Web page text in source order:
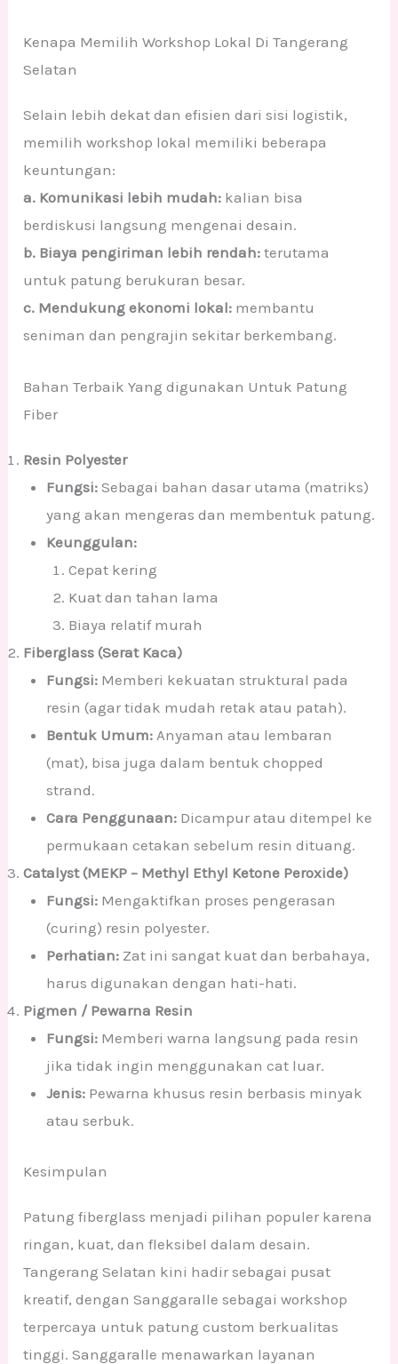
Kenapa Memilih Workshop Lokal Di Tangerang
Selatan
Selain lebih dekat dan efisien dari sisi logistik,
memilih workshop lokal memiliki beberapa
keuntungan:
a. Komunikasi lebih mudah: kalian bisa
berdiskusi langsung mengenai desain.
b. Biaya pengiriman lebih rendah: terutama
untuk patung berukuran besar.
c. Mendukung ekonomi lokal: membantu
seniman dan pengrajin sekitar berkembang.
Bahan Terbaik Yang digunakan Untuk Patung
Fiber
Resin Polyester
Fungsi:Sebagai bahan dasar utama (matriks)
yang akan mengeras dan membentuk patung.
Keunggulan:
Cepat kering
Kuat dan tahan lama
Biaya relatif murah
Fiberglass (Serat Kaca)
Fungsi:Memberi kekuatan struktural pada
resin (agar tidak mudah retak atau patah).
Bentuk Umum:Anyaman atau lembaran
(mat), bisa juga dalam bentuk chopped
strand.
Cara Penggunaan:Dicampur atau ditempel ke
permukaan cetakan sebelum resin dituang.
Catalyst (MEKP – Methyl Ethyl Ketone Peroxide)
Fungsi:Mengaktifkan proses pengerasan
(curing) resin polyester.
Perhatian:Zat ini sangat kuat dan berbahaya,
harus digunakan dengan hati-hati.
Pigmen / Pewarna Resin
Fungsi:Memberi warna langsung pada resin
jika tidak ingin menggunakan cat luar.
Jenis:Pewarna khusus resin berbasis minyak
atau serbuk.
Kesimpulan
Patung fiberglass menjadi pilihan populer karena
ringan, kuat, dan fleksibel dalam desain.
Tangerang Selatan kini hadir sebagai pusat
kreatif, dengan Sanggaralle sebagai workshop
terpercaya untuk patung custom berkualitas
tinggi. Sanggaralle menawarkan layanan